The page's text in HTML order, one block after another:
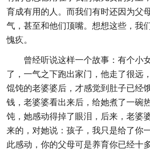
育成有用的人。而我们有时还因为父
气，甚至和他们顶嘴。想想这些，我
愧疚。
曾经听说这样一个故事：有个小
了，一气之下跑出家门，他走了很远
馄饨的老婆婆后，才感觉到肚子已经
钱，老婆婆看出来后，给她煮了一碗
饨，她感动得掉了眼泪，后来，老婆
来的，对她说：孩子，我只是给了你
此感动，你的父母可是养育你已经十